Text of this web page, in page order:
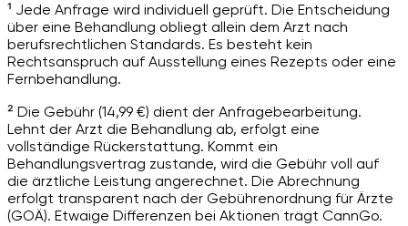
¹ Jede Anfrage wird individuell geprüft. Die Entscheidung
über eine Behandlung obliegt allein dem Arzt nach
berufsrechtlichen Standards. Es besteht kein
Rechtsanspruch auf Ausstellung eines Rezepts oder eine
Fernbehandlung.
² Die Gebühr (14,99 €) dient der Anfragebearbeitung.
Lehnt der Arzt die Behandlung ab, erfolgt eine
vollständige Rückerstattung. Kommt ein
Behandlungsvertrag zustande, wird die Gebühr voll auf
die ärztliche Leistung angerechnet. Die Abrechnung
erfolgt transparent nach der Gebührenordnung für Ärzte
(GOÄ). Etwaige Differenzen bei Aktionen trägt CannGo.